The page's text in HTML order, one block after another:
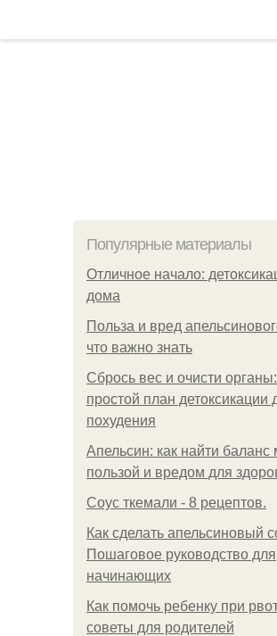
Популярные материалы
Отличное начало:
дома
Польза и вред
что важно знать
Сбрось вес и очисти органы:
простой план детоксикации
похудения
Апельсин: как найти баланс
пользой и вредом для
Соус ткемали - 8 рецептов.
Как сделать апельсиновый
Пошаговое руководство для
начинающих
Как помочь ребенку при
советы для родителей